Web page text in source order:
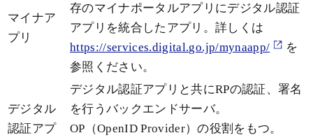
マイナア
プリ
存のマイナポータルアプリにデジタル認証
アプリを統合したアプリ。詳しくは
https://services.digital.go.jp/mynaapp/
を
参照ください。
デジタル
認証アプ
デジタル認証アプリと共にRPの認証、署名
を行うバックエンドサーバ。
OP（OpenID Provider）の役割をもつ。